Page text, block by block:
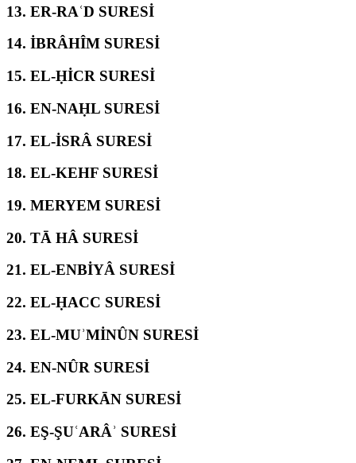
13. ER-RAʿD SURESİ
14. İBRÂHÎM SURESİ
15. EL-ḤİCR SURESİ
16. EN-NAḤL SURESİ
17. EL-İSRÂ SURESİ
18. EL-KEHF SURESİ
19. MERYEM SURESİ
20. TĀ HÂ SURESİ
21. EL-ENBİYÂ SURESİ
22. EL-ḤACC SURESİ
23. EL-MUʾMİNÛN SURESİ
24. EN-NÛR SURESİ
25. EL-FURKĀN SURESİ
26. EŞ-ŞUʿARÂʾ SURESİ